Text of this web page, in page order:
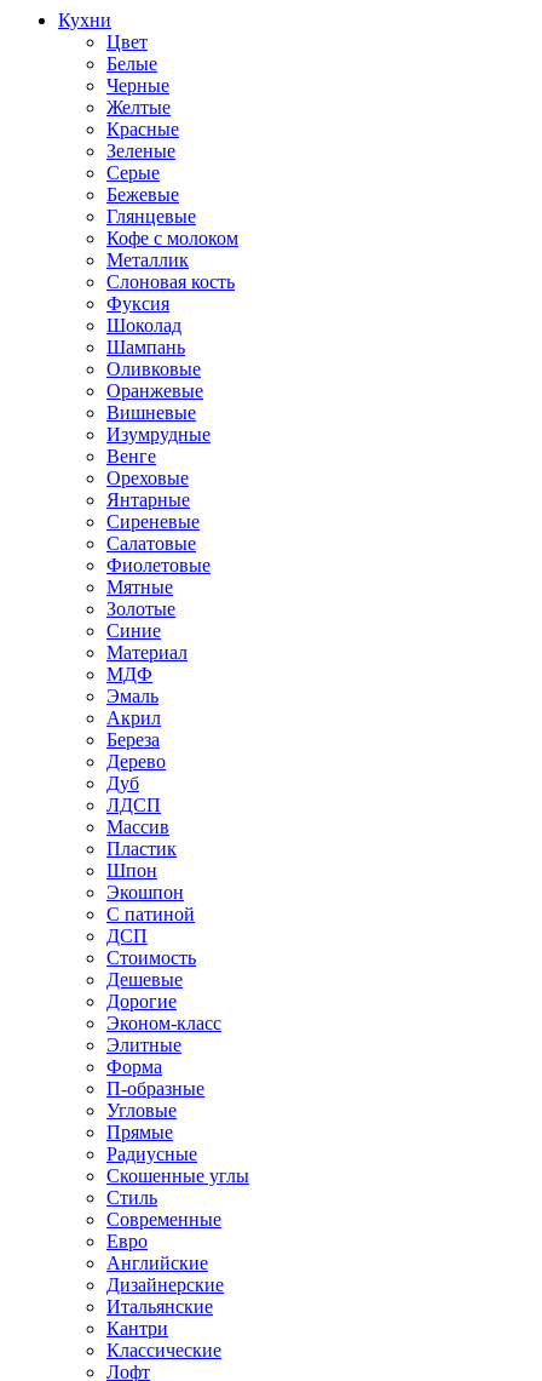
Кухни
Цвет
Белые
Черные
Желтые
Красные
Зеленые
Серые
Бежевые
Глянцевые
Кофе с молоком
Металлик
Слоновая кость
Фуксия
Шоколад
Шампань
Оливковые
Оранжевые
Вишневые
Изумрудные
Венге
Ореховые
Янтарные
Сиреневые
Салатовые
Фиолетовые
Мятные
Золотые
Синие
Материал
МДФ
Эмаль
Акрил
Береза
Дерево
Дуб
ЛДСП
Массив
Пластик
Шпон
Экошпон
С патиной
ДСП
Стоимость
Дешевые
Дорогие
Эконом-класс
Элитные
Форма
П-образные
Угловые
Прямые
Радиусные
Скошенные углы
Стиль
Современные
Евро
Английские
Дизайнерские
Итальянские
Кантри
Классические
Лофт